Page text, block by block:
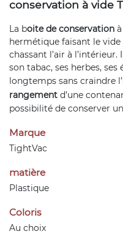
conservation à vide
La boite de conservation
hermétique faisant le
chassant l’air à
son tabac, ses herbes,
longtemps sans craindre
rangement d’une
possibilité de conserver
Marque
TightVac
matière
Plastique
Coloris
Au choix